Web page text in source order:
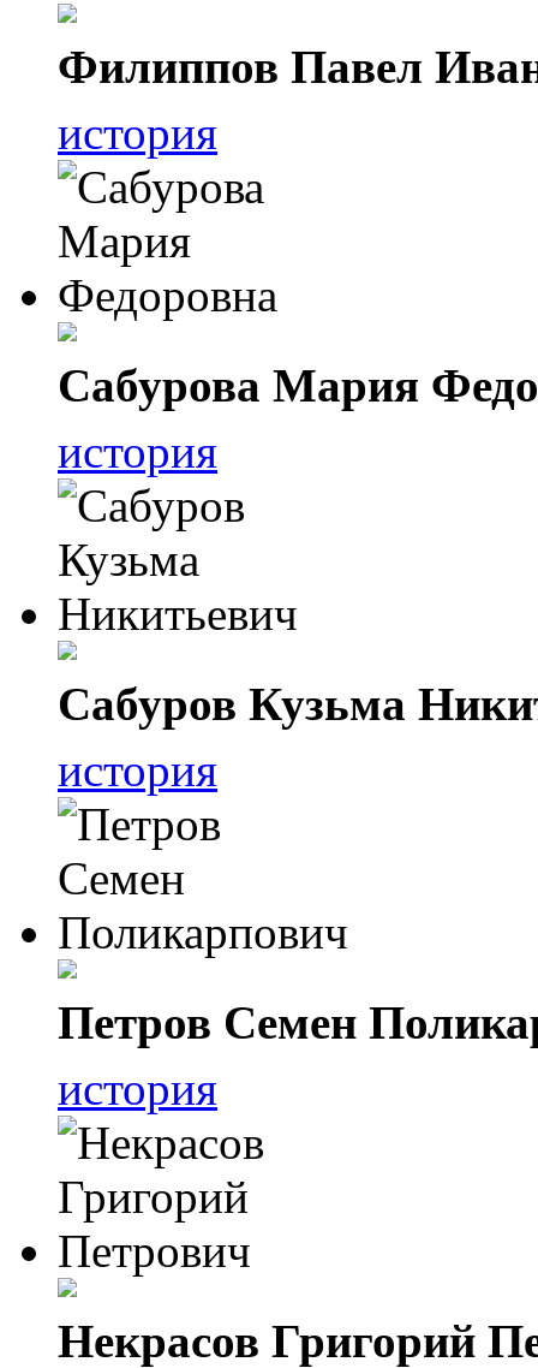
Филиппов Павел
история
Сабурова Мария
история
Сабуров Кузьма
история
Петров Семен
история
Некрасов Григорий